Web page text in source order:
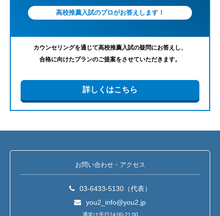
高校推薦入試のプロがお答えします！
カウンセリングを通じて高校推薦入試の疑問にお答えし、
合格に向けたプランのご提案をさせていただきます。
詳しくはこちら
お問い合わせ・アクセス
03-6433-5130（代表）
you2_info@you2.jp
通常は平日14:00-21:00